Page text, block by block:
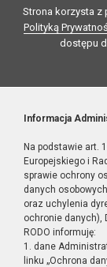
Strona korzysta z
Polityką
dostępu
Informacja
Na podstawie art.
Europejskiego i
sprawie ochrony
danych
oraz uchylenia
ochronie danych),
RODO informuję:
1. dane
linku „Ochrona